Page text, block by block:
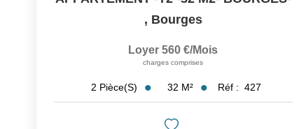
, Bourges
Loyer 560 €/mois
charges comprises
2 Pièce(s) 32 M² Réf : 427